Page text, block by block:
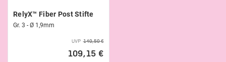
RelyX™ Fiber Post Stifte
Gr. 3 - Ø 1,9mm
UVP 140,50 €
109,15 €